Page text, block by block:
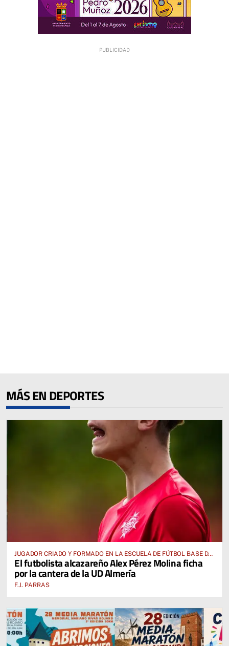
MÁS EN DEPORTES
JUGADOR CRIADO Y FORMADO EN LA ESCUELA DE FÚTBOL BASE DE
ALCÁZAR DE SAN JUAN
El futbolista alcazareño Alex Pérez Molina ficha
por la cantera de la UD Almería
F.J. PARRAS